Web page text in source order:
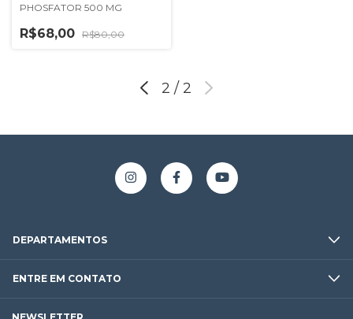
PHOSFATOR 500 MG
R$68,00 R$80,00
2 / 2
DEPARTAMENTOS
ENTRE EM CONTATO
NEWSLETTER